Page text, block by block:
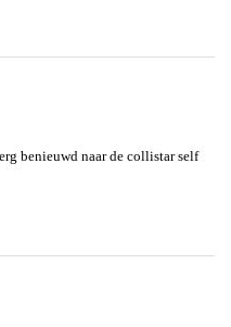
benieuwd naar de collistar self